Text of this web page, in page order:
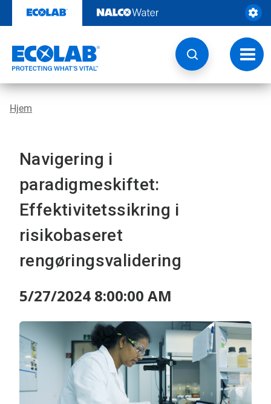
indhold
Skift
Hjem
Navigering i
paradigmeskiftet:
Effektivitetssikring i
risikobaseret
rengøringsvalidering​​​​​​​
5/27/2024 8:00:00 AM